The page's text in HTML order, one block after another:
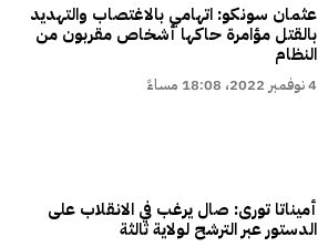
عثمان سونكو: اتهامي بالاغتصاب والتهديد
بالقتل مؤامرة حاكها أشخاص مقربون من
النظام
4 نوفمبر 2022، 18:08 مساءً
أميناتا تورى: صال يرغب في الانقلاب على
الدستور عبر الترشح لولاية ثالثة